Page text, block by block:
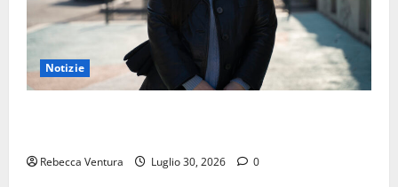
Notizie
Rebecca Ventura Luglio 30, 2026 0